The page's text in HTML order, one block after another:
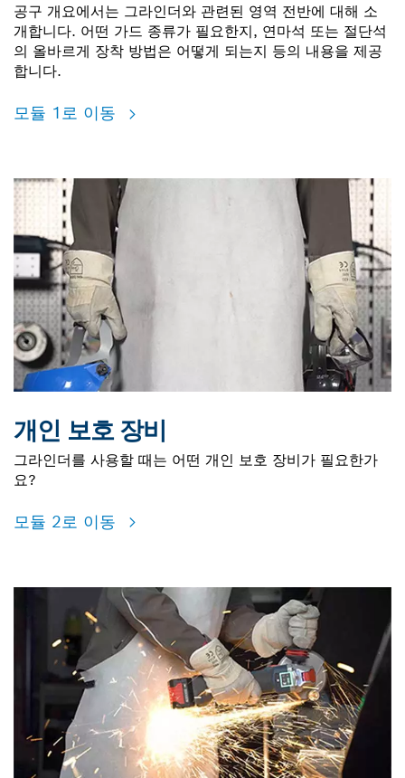
공구 개요에서는 그라인더와 관련된 영역 전반에 대해 소
개합니다. 어떤 가드 종류가 필요한지, 연마석 또는 절단석
의 올바르게 장착 방법은 어떻게 되는지 등의 내용을 제공
합니다.
모듈 1로 이동
개인 보호 장비
그라인더를 사용할 때는 어떤 개인 보호 장비가 필요한가
요?
모듈 2로 이동